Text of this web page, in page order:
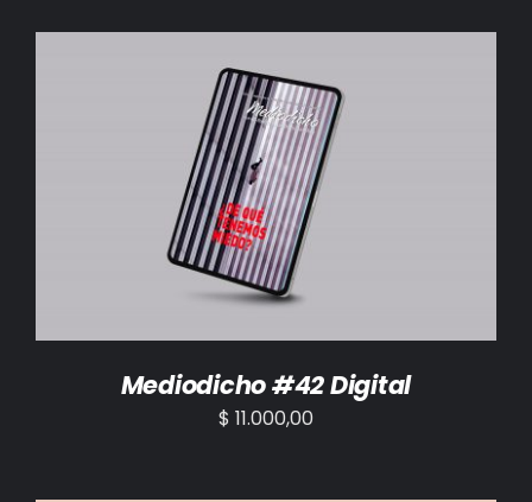
AÑADIR AL CARRITO /
Mediodicho #42 Digital
$ 11.000,00